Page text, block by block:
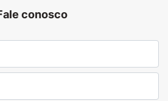
conosco